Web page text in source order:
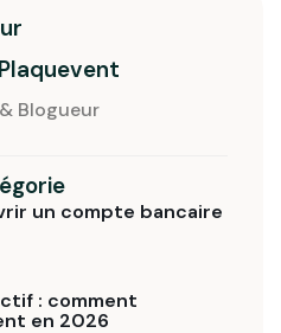
Blogueur
un compte bancaire
: comment
en 2026